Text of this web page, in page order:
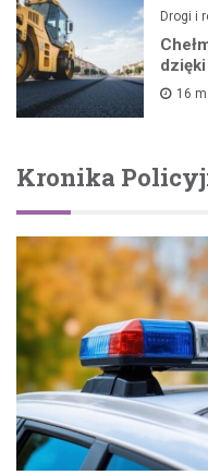
Drogi i
16
Kronika